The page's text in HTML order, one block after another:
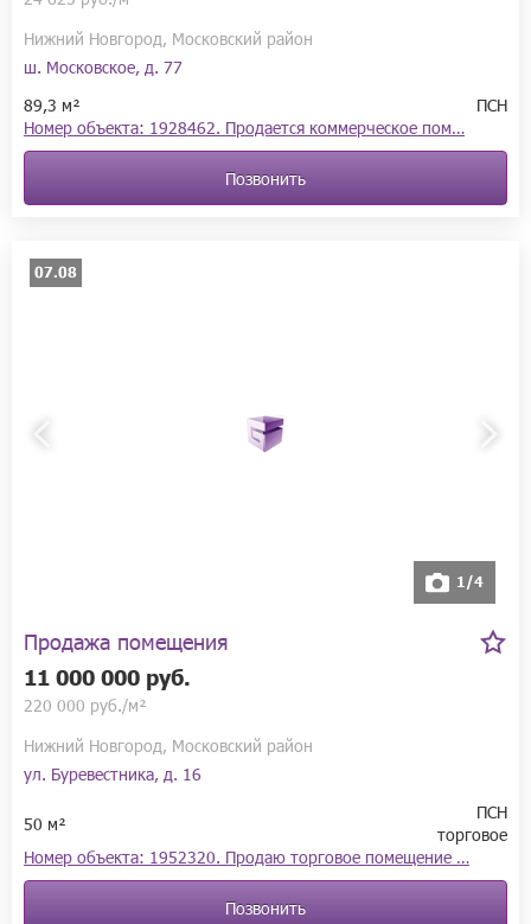
Нижний Новгород, Московский район
ш. Московское, д. 77
89,3 м²
ПСН
Номер объекта: 1928462. Продается кoммеpчеcкое пом…
Позвонить
07.08
1/4
Продажа помещения
11 000 000 руб.
220 000 руб./м²
Нижний Новгород, Московский район
ул. Буревестника, д. 16
50 м²
ПСН
торговое
Номер объекта: 1952320. Продаю торговое помещение …
Позвонить